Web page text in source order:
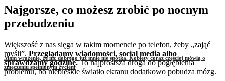
Mam wrażenie, że nic dobrego już mnie nie spotka. Kobiety coraz częściej mówią o
zmęczeniu spełnionym życiem
Najgorsze, co możesz zrobić po nocnym
przebudzeniu
Większość z nas sięga w takim momencie po telefon, żeby „zająć
myśli”. Przeglądamy wiadomości, social media albo
sprawdzamy godzinę.To najprostsza droga do pogłębienia
problemu, bo niebieskie światło ekranu dodatkowo pobudza mózg.